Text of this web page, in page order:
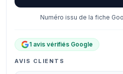
Numéro issu de la fiche
1 avis vérifiés Google
AVIS CLIENTS